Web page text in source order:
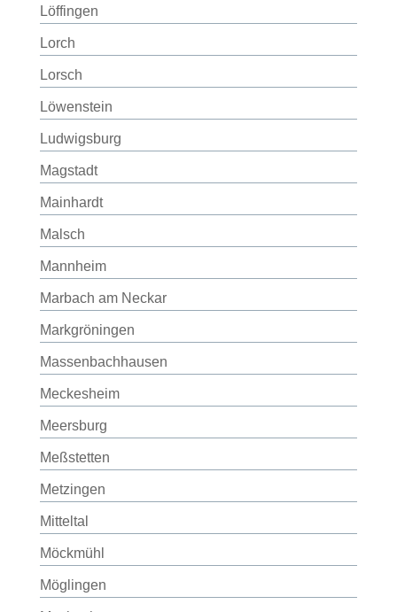
Löffingen
Lorch
Lorsch
Löwenstein
Ludwigsburg
Magstadt
Mainhardt
Malsch
Mannheim
Marbach am Neckar
Markgröningen
Massenbachhausen
Meckesheim
Meersburg
Meßstetten
Metzingen
Mitteltal
Möckmühl
Möglingen